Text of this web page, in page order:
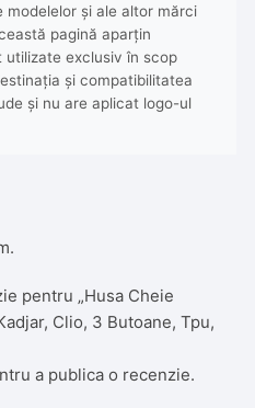
modelelor și ale altor mărci
pagină aparțin
exclusiv în scop
și compatibilitatea
și nu are aplicat logo-ul
pentru „Husa Cheie
Clio, 3 Butoane, Tpu,
a publica o recenzie.